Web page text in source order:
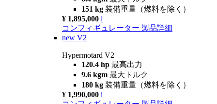
151 kg 装備重量（燃料を除く）
¥ 1,895,000 i
コンフィギュレーター 製品詳細
new V2
Hypermotard V2
120.4 hp 最高出力
9.6 kgm 最大トルク
180 kg 装備重量（燃料を除く）
¥ 1,990,000 i